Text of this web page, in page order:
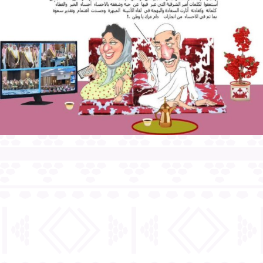
أعداداً هالة من زوار المتحف يتراكضون
وينتظرون في طوابير طويلة لالتقاط الصور
مع الموناليزا
وربما سألت نفسك كما سأل الملايين
أنفسهم ما هو السر في هذا الاهتمام
والتقدير الكبيرين لهذه اللوحة بالذات. وعلى
مر التاريخ تعددت الإجابات على هذا السؤال،